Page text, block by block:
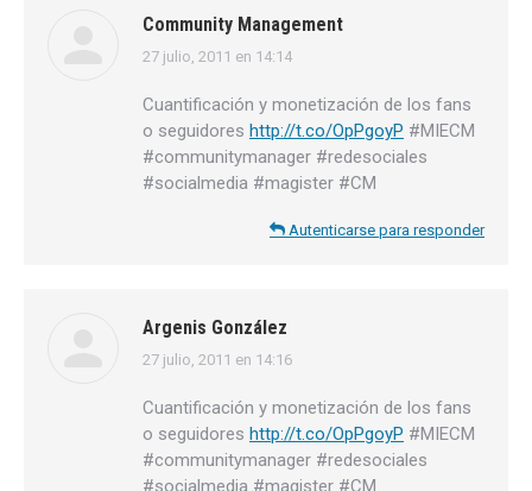
Community Management
dice:
27 julio, 2011 en 14:14
Cuantificación y monetización de los fans
o seguidores http://t.co/OpPgoyP #MIECM
#communitymanager #redesociales
#socialmedia #magister #CM
Autenticarse para responder
Argenis González
dice:
27 julio, 2011 en 14:16
Cuantificación y monetización de los fans
o seguidores http://t.co/OpPgoyP #MIECM
#communitymanager #redesociales
#socialmedia #magister #CM